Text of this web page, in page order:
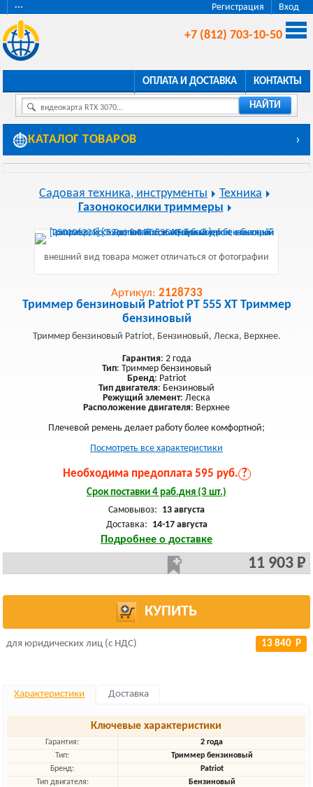
Регистрация Вход
···
+7 (812) 703-10-50
ОПЛАТА И ДОСТАВКА КОНТАКТЫ
видеокарта RTX 3070... НАЙТИ
КАТАЛОГ ТОВАРОВ ›
Садовая техника, инструменты
Техника
Газонокосилки триммеры
внешний вид товара может отличаться от фотографии
Артикул: 2128733
Триммер бензиновый Patriot PT 555 XT Триммер
бензиновый
Триммер бензиновый Patriot, Бензиновый, Леска, Верхнее.
Гарантия: 2 года
Тип: Триммер бензиновый
Бренд: Patriot
Тип двигателя: Бензиновый
Режущий элемент: Леска
Расположение двигателя: Верхнее
Плечевой ремень делает работу более комфортной;
Посмотреть все характеристики
Необходима предоплата 595 руб. ?
Срок поставки 4 раб.дня (3 шт.)
Самовывоз: 13 августа
Доставка: 14-17 августа
Подробнее о доставке
11 903 Р
КУПИТЬ
для юридических лиц (с НДС) 13 840 Р
Характеристики Доставка
Ключевые характеристики
Гарантия:
2 года
Тип:
Триммер бензиновый
Бренд:
Patriot
Тип двигателя:
Бензиновый